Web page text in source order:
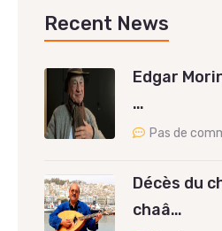
Recent News
Edgar
…
Pas de
Décès du
chaâ…